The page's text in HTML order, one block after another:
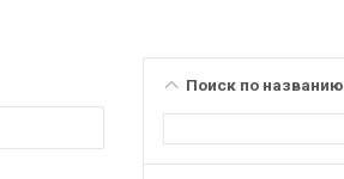
Поиск по названию